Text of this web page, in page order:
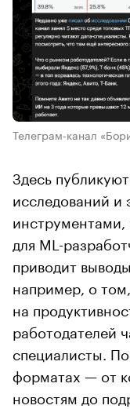
Телеграм-канал
Здесь
исследований и
для ML-
приводит
например, о
на
работодателей
специалисты.
форматах — от
новостям до